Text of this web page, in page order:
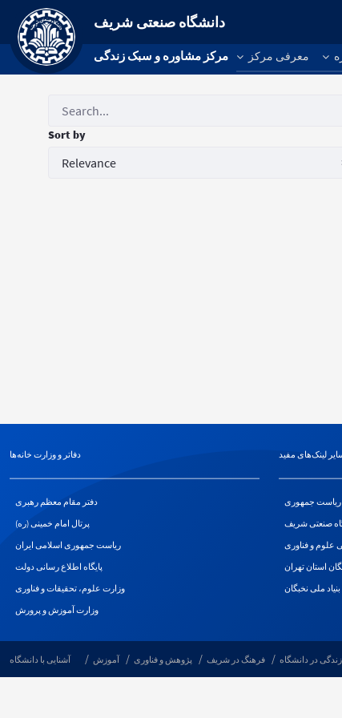
دانشگاه صنعتی شریف
مرکز مشاوره و سبک زندگی معرفی مرکز
Sort by
دفاتر و وزارت خانه‌ها
دفتر مقام معظم رهبری
پرتال امام خمینی (ره)
ریاست جمهوری اسلامی ایران
پایگاه اطلاع رسانی دولت
وزارت علوم، تحقیقات و فناوری
وزارت آموزش و پرورش
لینک‌های مفید
ریاست جمهوری
صنعتی شریف
علوم و فناوری
استان تهران
بنیاد ملی نخبگان
آشنایی با دانشگاه آموزش پژوهش و فناوری فرهنگ در شریف زندگی در دانشگاه